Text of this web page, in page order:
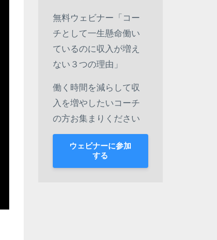
無料ウェビナー「コー
チとして一生懸命働い
ているのに収入が増え
ない３つの理由」
働く時間を減らして収
入を増やしたいコーチ
の方お集まりください
ウェビナーに参加
する